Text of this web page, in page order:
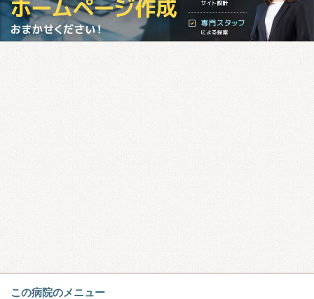
この病院のメニュー